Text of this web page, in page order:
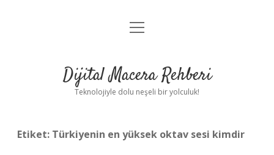
Anasayfa
Yasal Uyarı
menüyü
Dijital Macera Rehberi
Teknolojiyle dolu neşeli bir yolculuk!
Etiket: Türkiyenin en yüksek oktav sesi kimdir